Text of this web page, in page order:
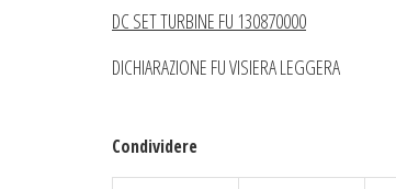
DC SET TURBINE FU 130870000
DICHIARAZIONE FU VISIERA LEGGERA
Condividere